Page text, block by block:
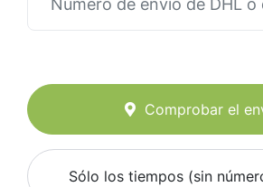
Comprobar el
Sólo los tiempos (sin